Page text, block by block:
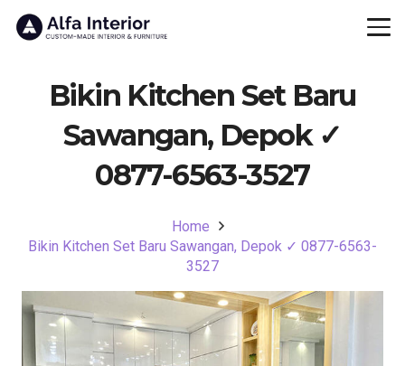
Bikin Kitchen Set Baru
Sawangan, Depok ✓
0877-6563-3527
Home
Bikin Kitchen Set Baru Sawangan, Depok ✓ 0877-6563-
3527